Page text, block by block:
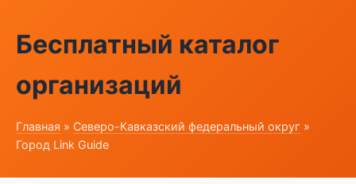
Бесплатный каталог
организаций
Главная » Северо-Кавказский федеральный округ »
Город Link Guide